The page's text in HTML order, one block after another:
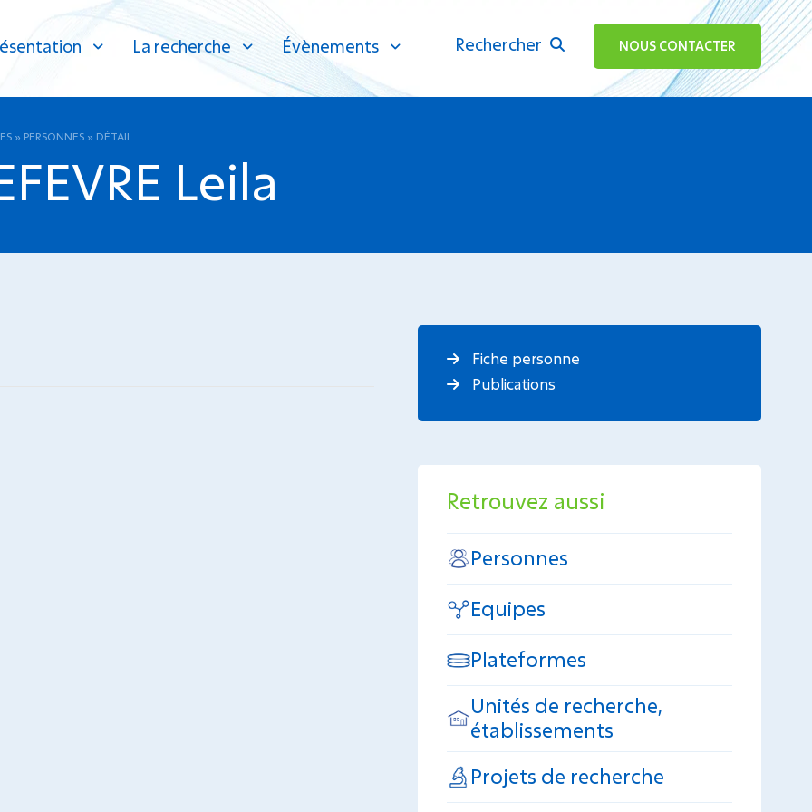
La recherche Évènements Rechercher
ok NOUS CONTACTER
» PERSONNES » DÉTAIL
Leila
Fiche personne
Publications
Retrouvez aussi
Personnes
Equipes
Plateformes
Unités de recherche,
établissements
Projets de recherche